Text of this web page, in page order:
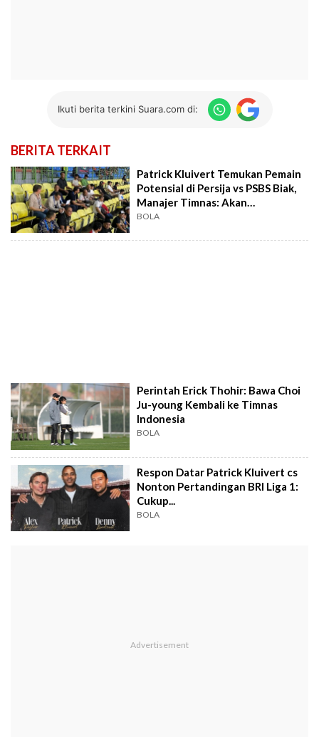
Ikuti berita terkini Suara.com di:
BERITA TERKAIT
Patrick Kluivert Temukan Pemain
Potensial di Persija vs PSBS Biak,
Manajer Timnas: Akan
Digunakan...
BOLA
Perintah Erick Thohir: Bawa Choi
Ju-young Kembali ke Timnas
Indonesia
BOLA
Respon Datar Patrick Kluivert cs
Nonton Pertandingan BRI Liga 1:
Cukup...
BOLA